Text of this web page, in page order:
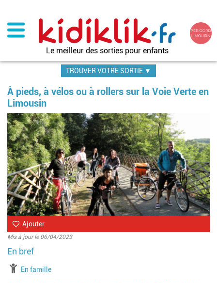
contenu
principal
Le meilleur des sorties pour enfants
TROUVER VOTRE SORTIE ▼
À pieds, à vélos ou à rollers sur la Voie Verte en
Limousin
Ajouter
Mis à jour le 06/04/2023
à partir de
En famille